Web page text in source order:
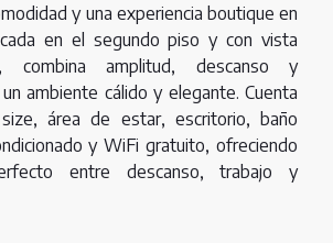
y una experiencia boutique en
en el segundo piso y con vista
combina amplitud, descanso y
ambiente cálido y elegante. Cuenta
área de estar, escritorio, baño
y WiFi gratuito, ofreciendo
entre descanso, trabajo y